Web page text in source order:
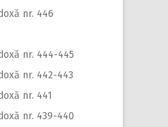
nr. 446
nr. 444-445
nr. 442-443
nr. 441
nr. 439-440